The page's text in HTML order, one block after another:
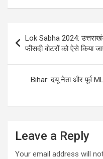
navigation
Lok Sabha 2024:
फीसदी वोटरों को ऐसे किया
Bihar: दयू नेता और पूर्व
Leave a Reply
Your email address will